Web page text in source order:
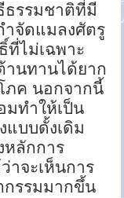
ธรรมชาติที่มี
ำจัดแมลงศัตรู
ที่ไม่เฉพาะ
านทานได้ยาก
ภค นอกจากนี้
มทำให้เป็น
บบดั้งเดิม
หลักการ
าจะเห็นการ
กรรมมากขึ้น